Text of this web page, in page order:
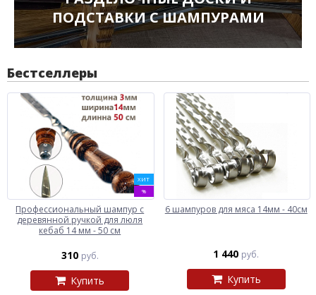
ПОДСТАВКИ С ШАМПУРАМИ
Бестселлеры
ХИТ
%
Профессиональный шампур с
деревянной ручкой для люля
кебаб 14 мм - 50 см
310 руб.
Купить
6 шампуров для мяса 14мм - 40см
1 440 руб.
Купить